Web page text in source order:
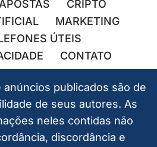
APOSTAS
CRIPTO
MARKETING
ÚTEIS
CONTATO
publicados são de
de seus autores. As
neles contidas não
discordância e